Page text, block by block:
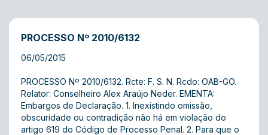
PROCESSO Nº 2010/6132
06/05/2015
PROCESSO Nº 2010/6132. Rcte: F. S. N. Rcdo: OAB-GO.
Relator: Conselheiro Alex Araújo Neder. EMENTA:
Embargos de Declaração. 1. Inexistindo omissão,
obscuridade ou contradição não há em violação do
artigo 619 do Código de Processo Penal. 2. Para que o